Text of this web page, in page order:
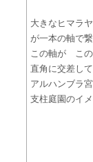
大きなヒマ
が一本の軸で
この軸が この
直角に交差して
アルハンブラ
支柱庭園のイ